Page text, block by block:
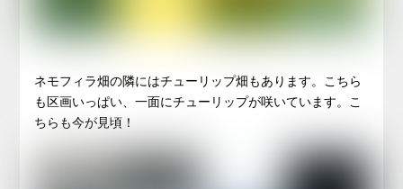
ネモフィラ畑の隣にはチューリップ畑もあります。こちら
も区画いっぱい、一面にチューリップが咲いています。こ
ちらも今が見頃！